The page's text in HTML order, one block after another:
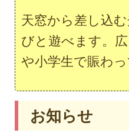
天窓から差し込
びと遊べます。
や小学生で賑わ
お知らせ